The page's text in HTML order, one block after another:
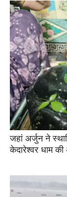
जहां अर्जुन ने
केदारेश्वर धाम की